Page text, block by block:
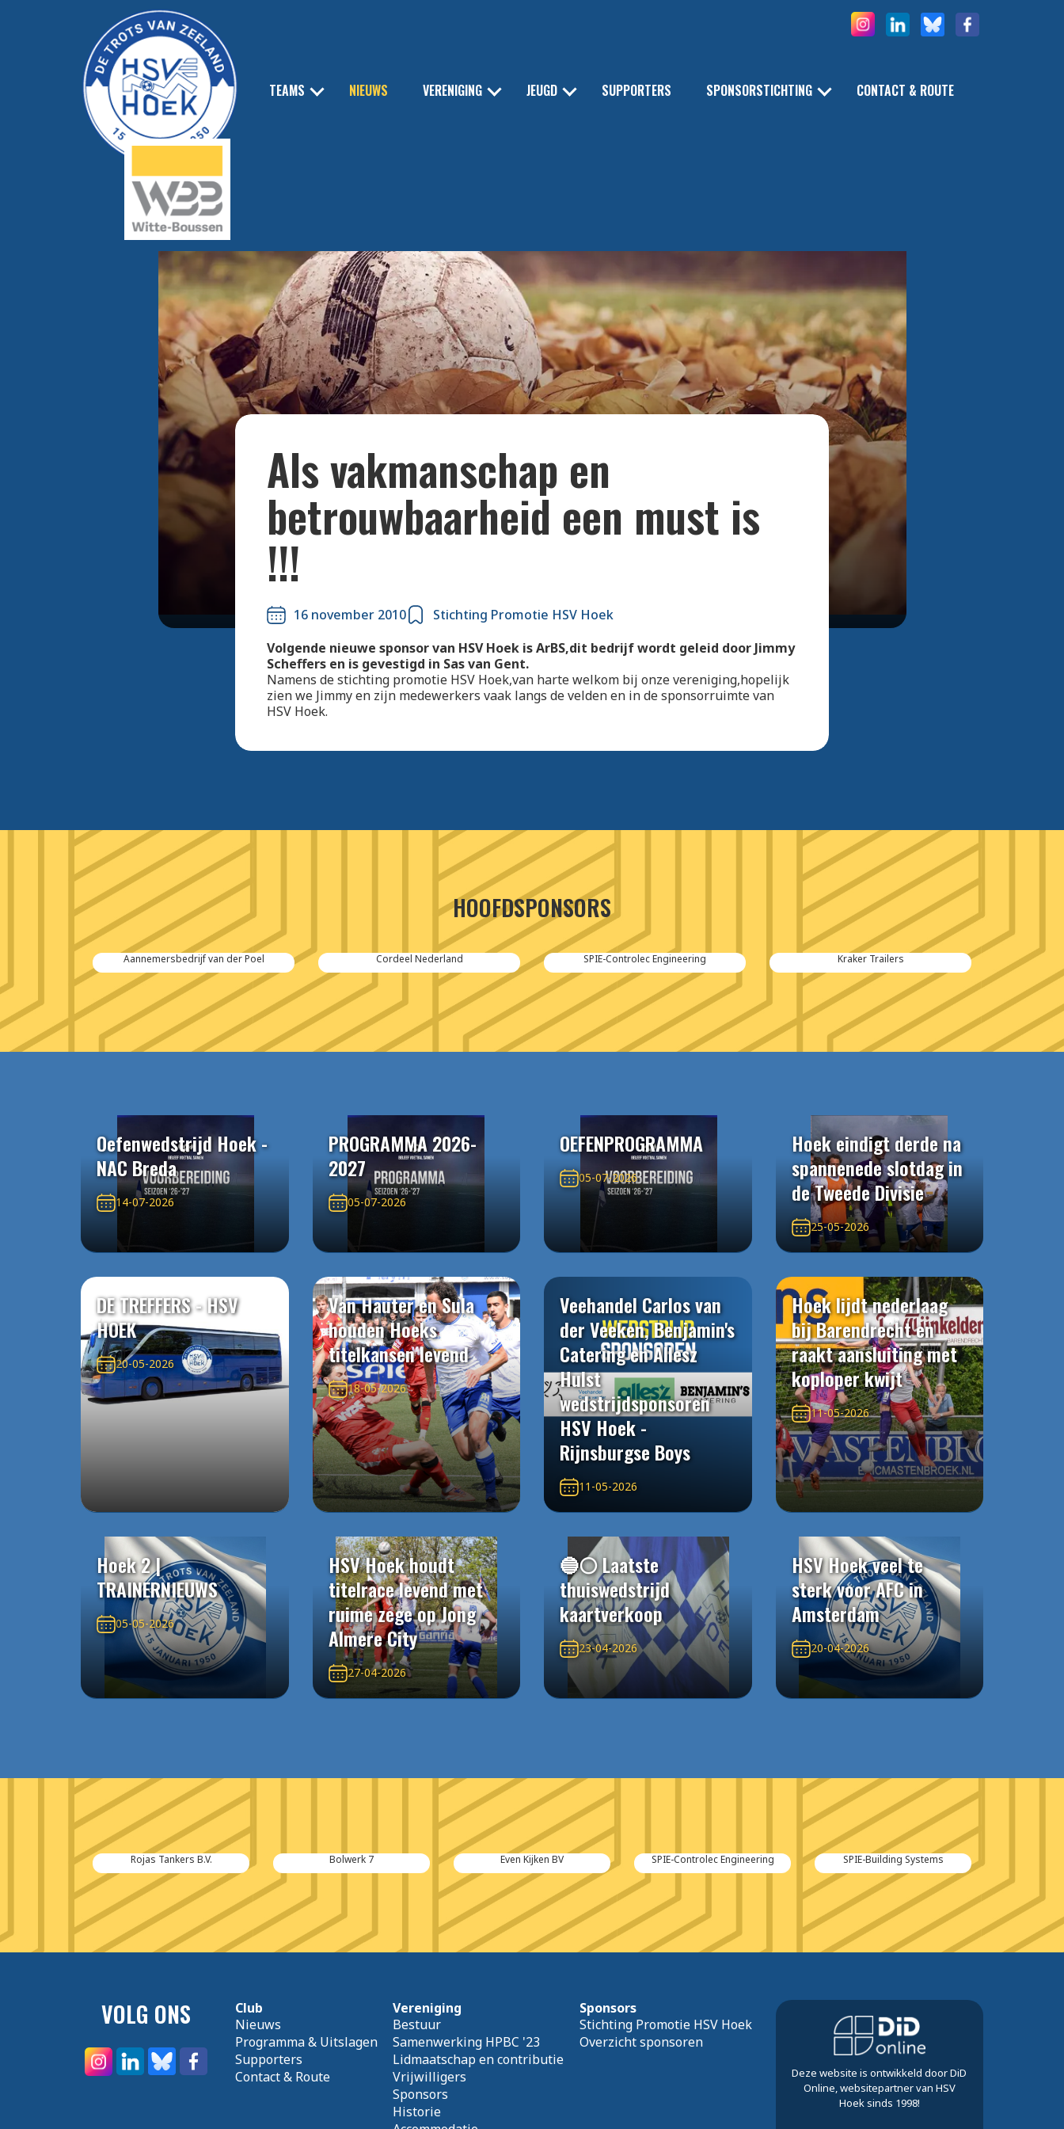
TEAMS NIEUWS VERENIGING JEUGD SUPPORTERS SPONSORSTICHTING CONTACT & ROUTE
Bekijk alle foto's
Als vakmanschap en
betrouwbaarheid een must is
!!!
16 november 2010
Stichting Promotie HSV Hoek
Volgende nieuwe sponsor van HSV Hoek is ArBS,dit bedrijf wordt geleid door Jimmy
Scheffers en is gevestigd in Sas van Gent.
Namens de stichting promotie HSV Hoek,van harte welkom bij onze vereniging,hopelijk
zien we Jimmy en zijn medewerkers vaak langs de velden en in de sponsorruimte van
HSV Hoek.
HOOFDSPONSORS
Aannemersbedrijf van der Poel Cordeel Nederland SPIE-Controlec Engineering Kraker Trailers
Oefenwedstrijd Hoek -
NAC Breda
14-07-2026
PROGRAMMA 2026-
2027
05-07-2026
OEFENPROGRAMMA
05-07-2026
Hoek eindigt derde na
spannenede slotdag in
de Tweede Divisie
25-05-2026
DE TREFFERS - HSV
HOEK
20-05-2026
Van Hauter en Sula
houden Hoeks
titelkansen levend
18-05-2026
Veehandel Carlos van
der Veeken, Benjamin's
Catering en Allesz
Hulst
wedstrijdsponsoren
HSV Hoek -
Rijnsburgse Boys
11-05-2026
Hoek lijdt nederlaag
bij Barendrecht en
raakt aansluiting met
koploper kwijt
11-05-2026
Hoek 2 |
TRAINERNIEUWS
05-05-2026
HSV Hoek houdt
titelrace levend met
ruime zege op Jong
Almere City
27-04-2026
🔵⚪️ Laatste
thuiswedstrijd
kaartverkoop
23-04-2026
HSV Hoek veel te
sterk voor AFC in
Amsterdam
20-04-2026
Rojas Tankers B.V. Bolwerk 7 Even Kijken BV SPIE-Controlec Engineering SPIE-Building Systems
VOLG ONS
Club
Nieuws
Programma & Uitslagen
Supporters
Contact & Route
Vereniging
Bestuur
Samenwerking HPBC '23
Lidmaatschap en contributie
Vrijwilligers
Sponsors
Historie
Sponsors
Stichting Promotie HSV Hoek
Overzicht sponsoren
Deze website is ontwikkeld door DiD
Online, websitepartner van HSV
Hoek sinds 1998!